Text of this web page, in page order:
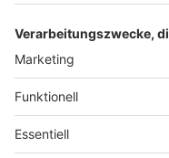
Anzeige